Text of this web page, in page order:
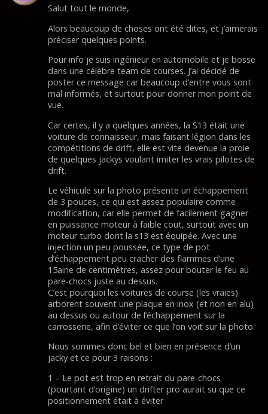
Salut tout le monde,
Alors beaucoup de choses ont été dites, et j’aimerais
préciser quelques points.
Pour info je suis ingénieur en automobile et je bosse
dans une célèbre team de courses. J’ai décidé de
poster ce message car beaucoup d’entre vous sont
mal informés, et surtout pour donner mon point de
vue.
Car certes, il y a quelques années, la S13 était une
voiture de connaisseur, mais faisant légion dans les
compétitions de drift, elle est vite devenue la proie
de quelques jackys voulant imiter les vrais pilotes de
drift.
Le véhicule sur la photo présente un échappement
de 3 pouces, ce qui est assez populaire comme
modification, car elle permet de facilement gagner
en puissance moteur à faible cout, surtout avec un
moteur turbo dont la s13 est équipée. Avec une
injection un peu poussée, ce type de pot
d’échappement peu cracher des flammes d’une
15aine de centimètres, assez pour bouter le feu au
pare-chocs juste au dessus.
C’est pourquoi les voitures de course (les vraies)
arborent souvent une plaque en inox (et non en alu)
au dessus ou autour de l’échappement sur la
carrosserie, afin d’éviter ce que l’on voit sur la photo.
Nous sommes donc bel et bien en présence d’un
jacky et ce pour 3 raisons :
1 – Le pot est trop en retrait du pare-chocs
(pourtant d’origine) un drifter pro aurait su que ce
positionnement était à éviter